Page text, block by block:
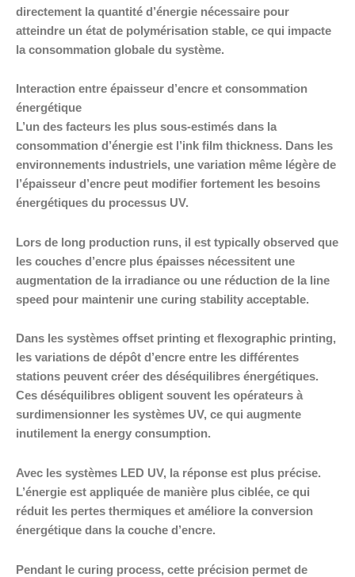
directement la quantité d’énergie nécessaire pour
atteindre un état de polymérisation stable, ce qui impacte
la consommation globale du système.
Interaction entre épaisseur d’encre et consommation
énergétique
L’un des facteurs les plus sous-estimés dans la
consommation d’énergie est l’ink film thickness. Dans les
environnements industriels, une variation même légère de
l’épaisseur d’encre peut modifier fortement les besoins
énergétiques du processus UV.
Lors de long production runs, il est typically observed que
les couches d’encre plus épaisses nécessitent une
augmentation de la irradiance ou une réduction de la line
speed pour maintenir une curing stability acceptable.
Dans les systèmes offset printing et flexographic printing,
les variations de dépôt d’encre entre les différentes
stations peuvent créer des déséquilibres énergétiques.
Ces déséquilibres obligent souvent les opérateurs à
surdimensionner les systèmes UV, ce qui augmente
inutilement la energy consumption.
Avec les systèmes LED UV, la réponse est plus précise.
L’énergie est appliquée de manière plus ciblée, ce qui
réduit les pertes thermiques et améliore la conversion
énergétique dans la couche d’encre.
Pendant le curing process, cette précision permet de